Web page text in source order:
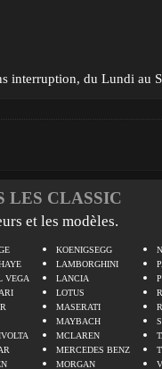
interruption, du Lundi au
LES CLASSIC
et les modèles.
VEGA
KOENIGSEGG
LAMBORGHINI
LANCIA
LOTUS
MASERATI
MAYBACH
MCLAREN
MERCEDES BENZ
MORGAN